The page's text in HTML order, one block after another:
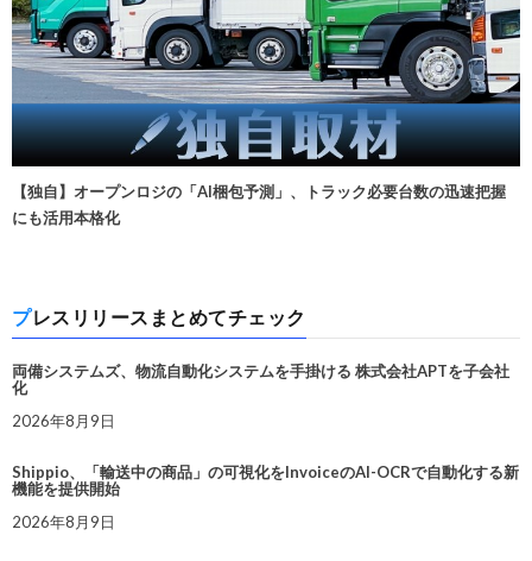
【独自】オープンロジの「AI梱包予測」、トラック必要台数の迅速把握
にも活用本格化
プレスリリースまとめてチェック
両備システムズ、物流自動化システムを手掛ける 株式会社APTを子会社
化
2026年8月9日
Shippio、「輸送中の商品」の可視化をInvoiceのAI-OCRで自動化する新
機能を提供開始
2026年8月9日